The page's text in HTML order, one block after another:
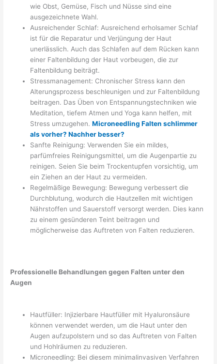
wie Obst, Gemüse, Fisch und Nüsse sind eine
ausgezeichnete Wahl.
Ausreichender Schlaf: Ausreichend erholsamer Schlaf
ist für die Reparatur und Verjüngung der Haut
unerlässlich. Auch das Schlafen auf dem Rücken kann
einer Faltenbildung der Haut vorbeugen, die zur
Faltenbildung beiträgt.
Stressmanagement: Chronischer Stress kann den
Alterungsprozess beschleunigen und zur Faltenbildung
beitragen. Das Üben von Entspannungstechniken wie
Meditation, tiefem Atmen und Yoga kann helfen, mit
Stress umzugehen.Microneedling Falten schlimmer
als vorher? Nachher besser?
Sanfte Reinigung: Verwenden Sie ein mildes,
parfümfreies Reinigungsmittel, um die Augenpartie zu
reinigen. Seien Sie beim Trockentupfen vorsichtig, um
ein Ziehen an der Haut zu vermeiden.
Regelmäßige Bewegung: Bewegung verbessert die
Durchblutung, wodurch die Hautzellen mit wichtigen
Nährstoffen und Sauerstoff versorgt werden. Dies kann
zu einem gesünderen Teint beitragen und
möglicherweise das Auftreten von Falten reduzieren.
Professionelle Behandlungen gegen Falten unter den
Augen
Hautfüller: Injizierbare Hautfüller mit Hyaluronsäure
können verwendet werden, um die Haut unter den
Augen aufzupolstern und so das Auftreten von Falten
und Hohlräumen zu reduzieren.
Microneedling: Bei diesem minimalinvasiven Verfahren